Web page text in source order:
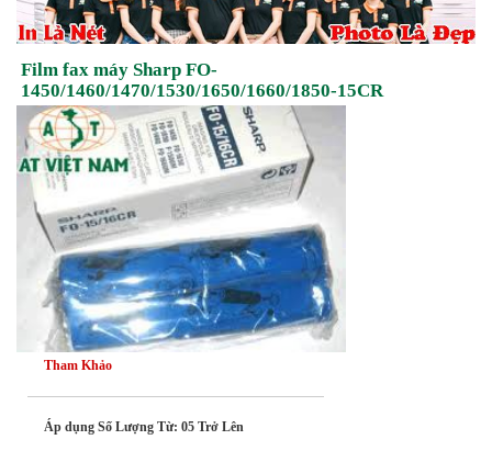
Film fax máy Sharp FO-
1450/1460/1470/1530/1650/1660/1850-15CR
Tham Khảo
Áp dụng Số Lượng Từ: 05 Trở Lên